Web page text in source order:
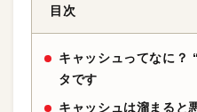
目次
キャッシュってなに？
タです
キャッシュは溜まると